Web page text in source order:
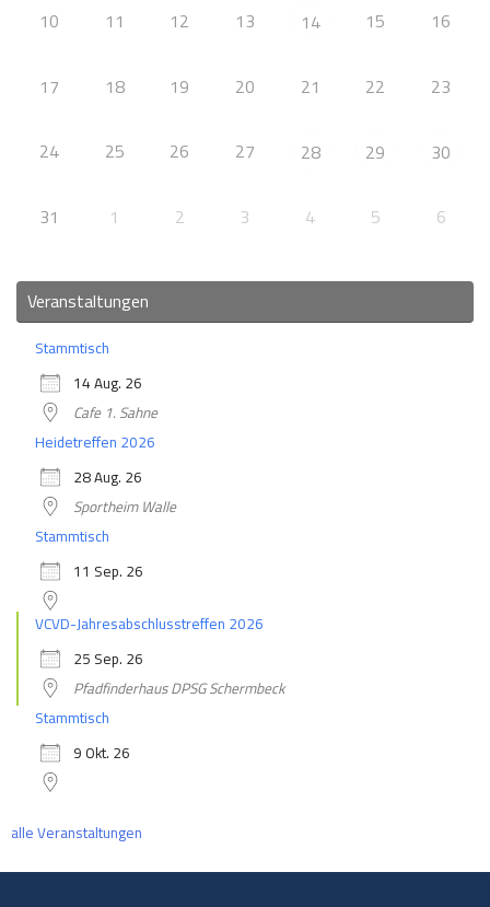
10 11 12 13 14 15 16
17 18 19 20 21 22 23
24 25 26 27 28 29 30
31 1 2 3 4 5 6
Veranstaltungen
Stammtisch
14 Aug. 26
Cafe 1. Sahne
Heidetreffen 2026
28 Aug. 26
Sportheim Walle
Stammtisch
11 Sep. 26
VCVD-Jahresabschlusstreffen 2026
25 Sep. 26
Pfadfinderhaus DPSG Schermbeck
Stammtisch
9 Okt. 26
alle Veranstaltungen